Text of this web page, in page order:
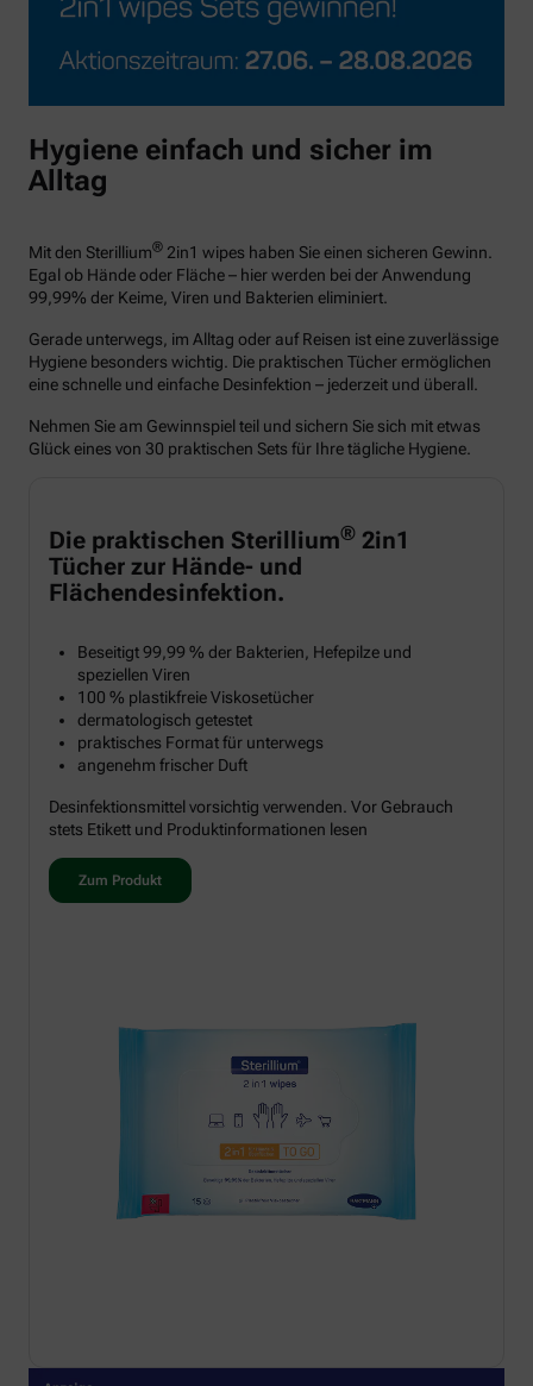
Hygiene einfach und sicher im
Alltag
Mit den Sterillium® 2in1 wipes haben Sie einen sicheren Gewinn.
Egal ob Hände oder Fläche – hier werden bei der Anwendung
99,99% der Keime, Viren und Bakterien eliminiert.
Gerade unterwegs, im Alltag oder auf Reisen ist eine zuverlässige
Hygiene besonders wichtig. Die praktischen Tücher ermöglichen
eine schnelle und einfache Desinfektion – jederzeit und überall.
Nehmen Sie am Gewinnspiel teil und sichern Sie sich mit etwas
Glück eines von 30 praktischen Sets für Ihre tägliche Hygiene.
Die praktischen Sterillium® 2in1
Tücher zur Hände- und
Flächendesinfektion.
Beseitigt 99,99 % der Bakterien, Hefepilze und
speziellen Viren
100 % plastikfreie Viskosetücher
dermatologisch getestet
praktisches Format für unterwegs
angenehm frischer Duft
Desinfektionsmittel vorsichtig verwenden. Vor Gebrauch
stets Etikett und Produktinformationen lesen
Zum Produkt